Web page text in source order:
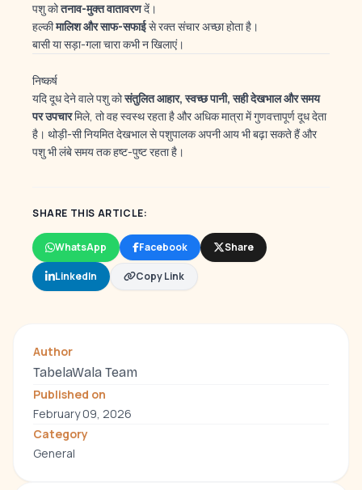
पशु कोतनाव-मुक्त वातावरणदें।
हल्कीमालिश और साफ-सफाईसे रक्त संचार अच्छा होता है।
बासी या सड़ा-गला चारा कभी न खिलाएं।
निष्कर्ष
यदि दूध देने वाले पशु कोसंतुलित आहार, स्वच्छ पानी, सही देखभाल और समय
पर उपचारमिले, तो वह स्वस्थ रहता है और अधिक मात्रा में गुणवत्तापूर्ण दूध देता
है। थोड़ी-सी नियमित देखभाल से पशुपालक अपनी आय भी बढ़ा सकते हैं और
पशु भी लंबे समय तक हष्ट-पुष्ट रहता है।
SHARE THIS ARTICLE:
WhatsApp Facebook Share
LinkedIn Copy Link
Author
TabelaWala Team
Published on
February 09, 2026
Category
General